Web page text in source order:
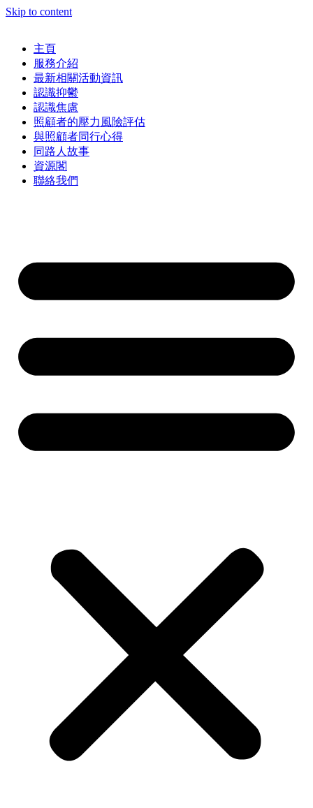
Skip to content
主頁
服務介紹
最新相關活動資訊
認識抑鬱
認識焦慮
照顧者的壓力風險評估
與照顧者同行心得
同路人故事
資源閣
聯絡我們